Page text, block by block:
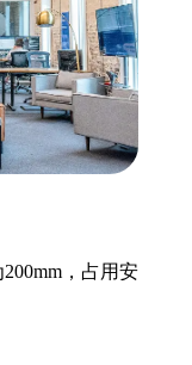
，占用安